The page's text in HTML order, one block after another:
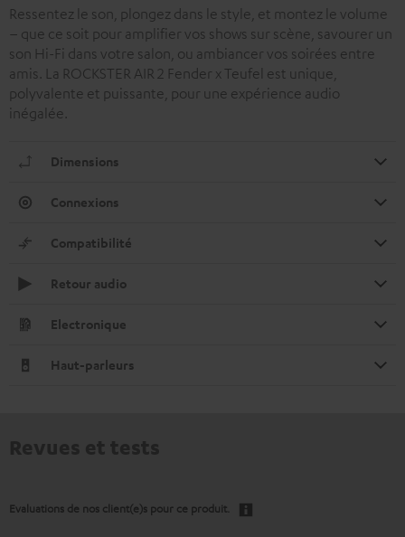
Ressentez le son, plongez dans le style, et montez le volume
– que ce soit pour amplifier vos shows sur scène, savourer un
son Hi-Fi dans votre salon, ou ambiancer vos soirées entre
amis. La ROCKSTER AIR 2 Fender x Teufel est unique,
polyvalente et puissante, pour une expérience audio
inégalée.
Dimensions
Connexions
Compatibilité
Retour audio
Electronique
Haut-parleurs
Evaluations de nos client(e)s pour ce produit.